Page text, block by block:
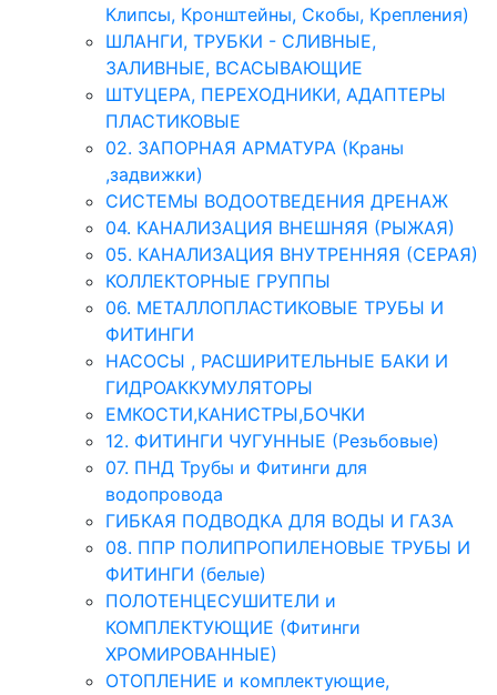
Клипсы, Кронштейны, Скобы, Крепления)
ШЛАНГИ, ТРУБКИ - СЛИВНЫЕ,
ЗАЛИВНЫЕ, ВСАСЫВАЮЩИЕ
ШТУЦЕРА, ПЕРЕХОДНИКИ, АДАПТЕРЫ
ПЛАСТИКОВЫЕ
02. ЗАПОРНАЯ АРМАТУРА (Краны
,задвижки)
СИСТЕМЫ ВОДООТВЕДЕНИЯ ДРЕНАЖ
04. КАНАЛИЗАЦИЯ ВНЕШНЯЯ (РЫЖАЯ)
05. КАНАЛИЗАЦИЯ ВНУТРЕННЯЯ (СЕРАЯ)
КОЛЛЕКТОРНЫЕ ГРУППЫ
06. МЕТАЛЛОПЛАСТИКОВЫЕ ТРУБЫ И
ФИТИНГИ
НАСОСЫ , РАСШИРИТЕЛЬНЫЕ БАКИ И
ГИДРОАККУМУЛЯТОРЫ
ЕМКОСТИ,КАНИСТРЫ,БОЧКИ
12. ФИТИНГИ ЧУГУННЫЕ (Резьбовые)
07. ПНД Трубы и Фитинги для
водопровода
ГИБКАЯ ПОДВОДКА ДЛЯ ВОДЫ И ГАЗА
08. ППР ПОЛИПРОПИЛЕНОВЫЕ ТРУБЫ И
ФИТИНГИ (белые)
ПОЛОТЕНЦЕСУШИТЕЛИ и
КОМПЛЕКТУЮЩИЕ (Фитинги
ХРОМИРОВАННЫЕ)
ОТОПЛЕНИЕ и комплектующие,